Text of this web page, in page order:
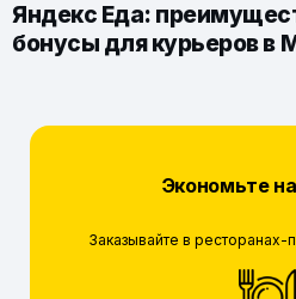
Яндекс Еда:
бонусы для курьеров в
Экономьте
Заказывайте в ресторанах-